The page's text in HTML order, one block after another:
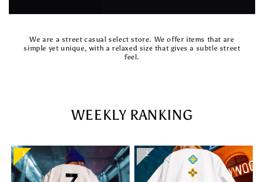
We are a street casual select store. We offer items that are
simple yet unique, with a relaxed size that gives a subtle street
feel.
WEEKLY RANKING
1 2